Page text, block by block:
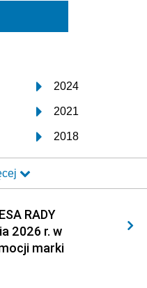
2024
2021
2018
2015
2012
2009
2006
RADY
2026 r. w
marki